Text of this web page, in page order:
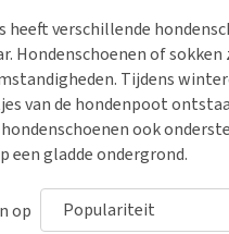
Voer- en drinkbakken
Op reis en onderweg
Puppy
Bekijk alles
Ouderdom en
Overgewicht en
Bekijk alles
heeft verschillende
Hondenschoenen of
Tijdens
van de hondenpoot
ook
een gladde ondergrond.
op